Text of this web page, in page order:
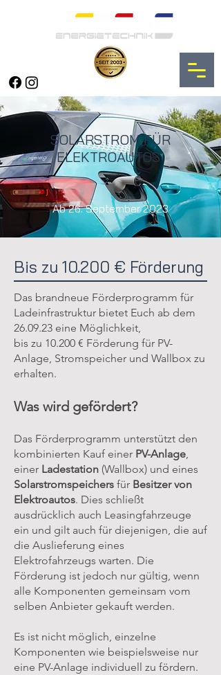
SOLARSTROM FÜR
ELEKTROAUTOS
Ab 26. September 2023
Bis zu 10.200 € Förderung
Das brandneue Förderprogramm für
Ladeinfrastruktur bietet Euch ab dem
26.09.23 eine Möglichkeit,
bis zu 10.200 € Förderung für PV-
Anlage, Stromspeicher und Wallbox zu
erhalten.
Was wird gefördert?
Das Förderprogramm unterstützt den
kombinierten Kauf einer PV-Anlage,
einer Ladestation (Wallbox) und eines
Solarstromspeichers für Besitzer von
Elektroautos. Dies schließt
ausdrücklich auch Leasingfahrzeuge
ein und gilt auch für diejenigen, die auf
die Auslieferung eines
Elektrofahrzeugs warten. Die
Förderung ist jedoch nur gültig, wenn
alle Komponenten gemeinsam vom
selben Anbieter gekauft werden.
Es ist nicht möglich, einzelne
Komponenten wie beispielsweise nur
eine PV-Anlage individuell zu fördern.